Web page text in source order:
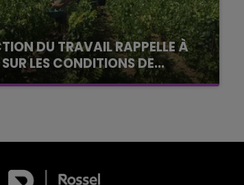
DU TRAVAIL RAPPELLE À
LES CONDITIONS DE...
dates de début des vendange